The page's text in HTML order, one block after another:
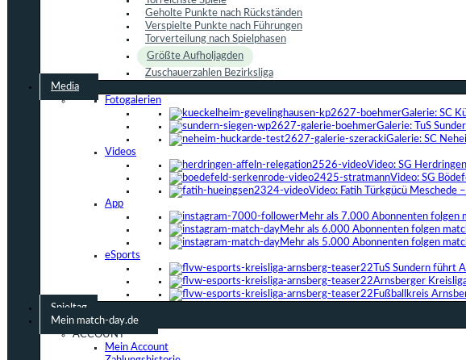
Geholte Punkte nach Rückständen
Verspielte Punkte nach Führungen
Torverteilung nach Spielphasen
Größte Aufholjagden
Zuschauerzahlen Bezirksliga
Media
Fotogalerien
Galerie: SC
Galerie: TuS
Galerie: SC
Videos
Video: SG
Video: SG
Video: Fatih Türkgücü Meschede
App
Mehr als 7.000 Abonnenten folgen
Mehr als 6.000 Abonnenten folgen
Mehr als 5.000 Abonnenten folgen
eSports
TuS Sundern führt
Arnsberger
Fußballkreis
Spieltag
Mein match-day.de
ACCOUNT
Mein Account